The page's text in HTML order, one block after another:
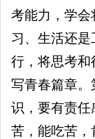
考能力，学会
习、生活还
行，将思考和
写青春篇章
识，要有责任
苦，能吃苦，